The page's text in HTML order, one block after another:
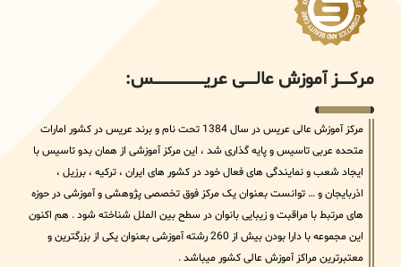
مرکــــــز آموزش عالــــــی عریــــــــــــــــــــــــــــس:
مرکز آموزش عالی عریس در سال 1384 تحت نام و برند عریس در کشور امارات
متحده عربی تاسیس و پایه گذاری شد ، این مرکز آموزشی از همان بدو تاسیس با
ایجاد شعب و نمایندگی های فعال خود در کشور های ایران ، ترکیه ، برزیل ،
اذربایجان و … توانست بعنوان یک مرکز فوق تخصصی پژوهشی و آموزشی در حوزه
های مرتبط با مراقبت و زیبایی بانوان در سطح بین الملل شناخته شود . هم اکنون
این مجموعه با دارا بودن بیش از 260 رشته آموزشی بعنوان یکی از بزرگترین و
معتبرترین مراکز آموزش عالی کشور میباشد .